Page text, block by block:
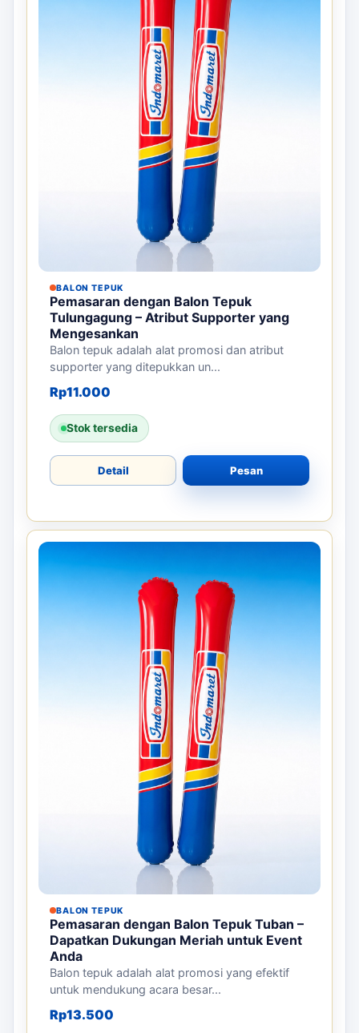
BALON TEPUK
Pemasaran dengan Balon Tepuk
Tulungagung – Atribut Supporter yang
Mengesankan
Balon tepuk adalah alat promosi dan atribut
supporter yang ditepukkan un...
Rp11.000
Stok tersedia
Detail Pesan
BALON TEPUK
Pemasaran dengan Balon Tepuk Tuban –
Dapatkan Dukungan Meriah untuk Event
Anda
Balon tepuk adalah alat promosi yang efektif
untuk mendukung acara besar...
Rp13.500